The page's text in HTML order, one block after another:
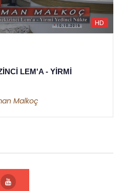
MEKTUBAT - YİRMİ
HİDAYET MEKTEBİ /